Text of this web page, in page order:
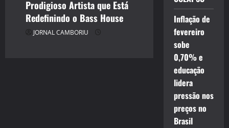
Prodigioso Artista que Está
Redefinindo o Bass House
JORNAL CAMBORIU
Inflação de
fevereiro
sobe
0,70% e
educação
lidera
pressão nos
preços no
Brasil